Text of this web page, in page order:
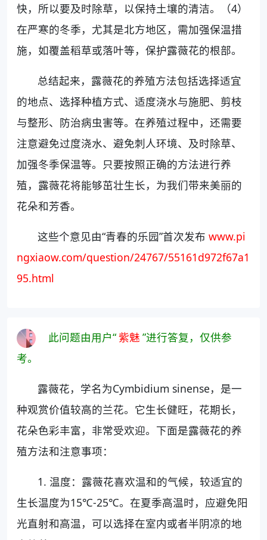
快，所以要及时除草，以保持土壤的清洁。（4）
在严寒的冬季，尤其是北方地区，需加强保温措
施，如覆盖稻草或落叶等，保护露薇花的根部。
总结起来，露薇花的养殖方法包括选择适宜
的地点、选择种植方式、适度浇水与施肥、剪枝
与整形、防治病虫害等。在养殖过程中，还需要
注意避免过度浇水、避免刺人环境、及时除草、
加强冬季保温等。只要按照正确的方法进行养
殖，露薇花将能够茁壮生长，为我们带来美丽的
花朵和芳香。
这些个意见由“青春的乐园”首次发布www.pi
ngxiaow.com/question/24767/55161d972f67a1
95.html
此问题由用户“紫魅 ”进行答复，仅供参
考。
露薇花，学名为Cymbidium sinense，是一
种观赏价值较高的兰花。它生长健旺，花期长，
花朵色彩丰富，非常受欢迎。下面是露薇花的养
殖方法和注意事项：
1. 温度：露薇花喜欢温和的气候，较适宜的
生长温度为15℃-25℃。在夏季高温时，应避免阳
光直射和高温，可以选择在室内或者半阴凉的地